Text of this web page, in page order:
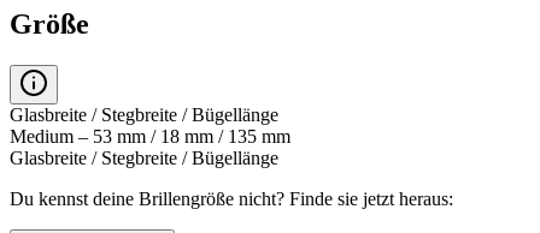
0.0
su
Leggi
recensioni
Stesso
link
alla
Größe
Glasbreite / Stegbreite / Bügellänge
Medium – 53 mm / 18 mm / 135 mm
Glasbreite / Stegbreite / Bügellänge
Du kennst deine Brillengröße nicht? Finde sie jetzt heraus: